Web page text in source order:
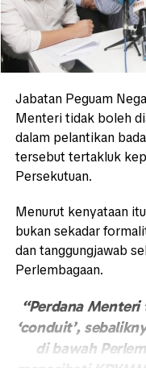
Jabatan Peguam
Menteri tidak boleh
dalam pelantikan
tersebut tertakluk
Persekutuan.
Menurut kenyataan
bukan sekadar
dan tanggungjawab
Perlembagaan.
“Perdana
‘conduit’,
di bawah